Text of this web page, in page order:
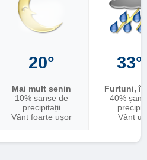
20°
Mai mult senin
10% șanse de
precipitații
Vânt foarte ușor
Furtuni,
40%
Vânt